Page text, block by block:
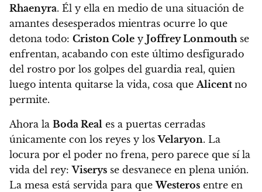
Rhaenyra. Él y ella en medio de una situación de
amantes desesperados mientras ocurre lo que
detona todo: Criston Cole y Joffrey Lonmouthse
enfrentan, acabando con este último desfigurado
del rostro por los golpes del guardia real, quien
luego intenta quitarse la vida, cosa queAlicent no
permite.
Ahora la Boda Real es a puertas cerradas
únicamente con los reyes y losVelaryon. La
locura por el poder no frena, pero parece que sí la
vida del rey:Viserys se desvanece en plena unión.
La mesa está servida para queWesteros entre en